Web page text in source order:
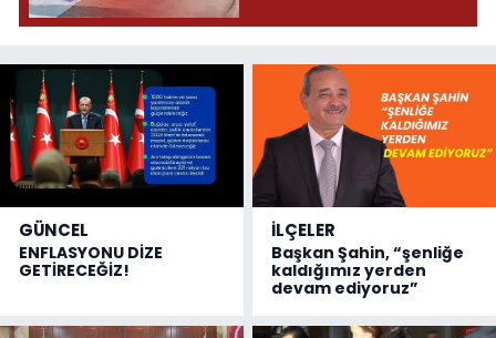
GÜNCEL
ENFLASYONU DİZE
GETİRECEĞİZ!
İLÇELER
Başkan Şahin, “şenliğe
kaldığımız yerden
devam ediyoruz”